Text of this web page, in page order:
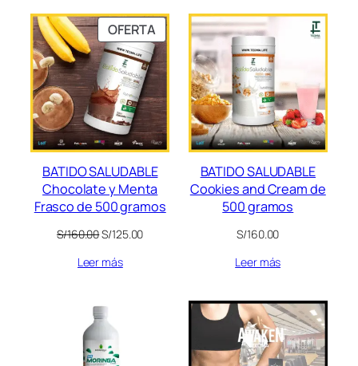
OFERTA PRODUCTO
EN
OFERTA
BATIDO SALUDABLE
Chocolate y Menta
Frasco de 500 gramos
S/160.00El
original
S/125.00El
Leer más
BATIDO SALUDABLE
Cookies and Cream de
500 gramos
S/160.00
Leer más